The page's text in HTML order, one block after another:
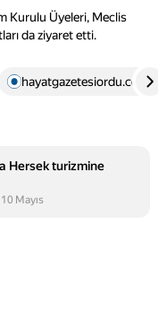
Kurulu Üyeleri, Meclis
da ziyaret etti.
hayatgazetesiordu.com4
Hersek turizmine
10 Mayıs